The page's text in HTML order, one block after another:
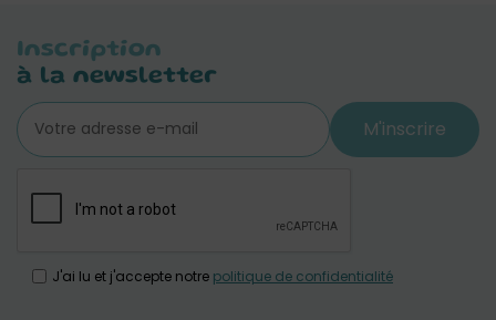
Inscription
à la newsletter
M'inscrire
J'ai lu et j'accepte notre politique de confidentialité